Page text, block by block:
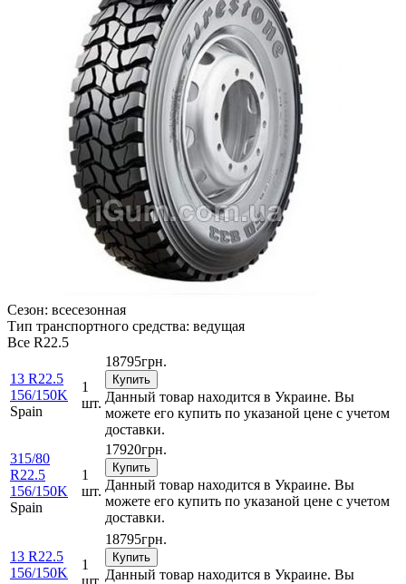
Сезон: всесезонная
Тип транспортного средства: ведущая
Все R22.5
13 R22.5
156/150K
Spain
1
шт.
18795грн.
Купить
Данный товар находится в Украине. Вы
можете его купить по указаной цене с учетом
доставки.
315/80
R22.5
156/150K
Spain
1
шт.
17920грн.
Купить
Данный товар находится в Украине. Вы
можете его купить по указаной цене с учетом
доставки.
13 R22.5
156/150K
1
шт.
18795грн.
Купить
Данный товар находится в Украине. Вы